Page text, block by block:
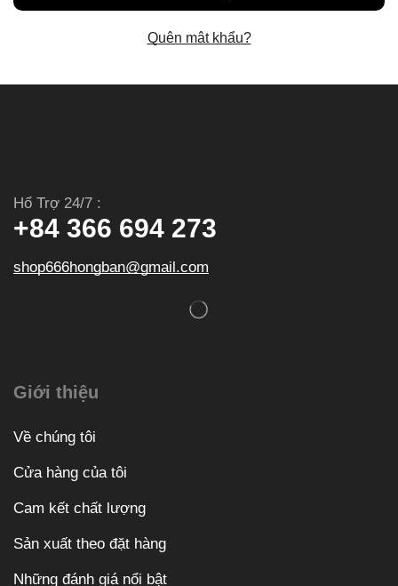
Quên mật khẩu?
Hổ Trợ 24/7 :
+84 366 694 273
shop666hongban@gmail.com
Giới thiệu
Về chúng tôi
Cửa hàng của tôi
Cam kết chất lượng
Sản xuất theo đặt hàng
Những đánh giá nổi bật